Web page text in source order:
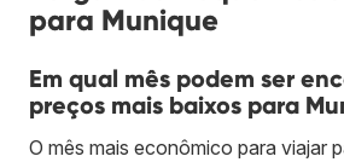
para Munique
Em qual mês podem ser
preços mais baixos para
O mês mais econômico para viajar